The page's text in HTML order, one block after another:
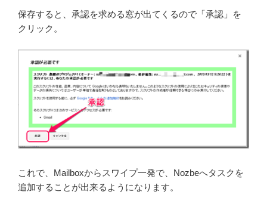
保存すると、承認を求める窓が出てくるので「承認」を
クリック。
これで、Mailboxからスワイプ一発で、Nozbeへタスクを
追加することが出来るようになります。